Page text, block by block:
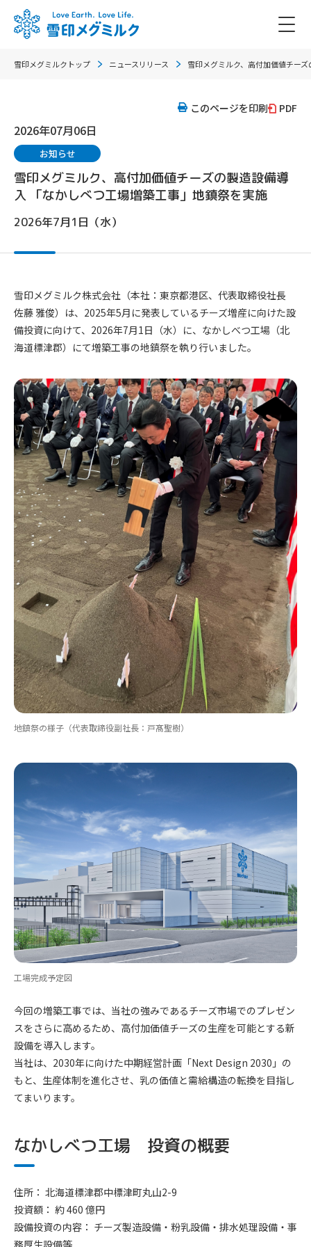
雪印メグミルクトップ ニュースリリース 雪印メグミルク、高付加価値チー
このページを印刷 PDF
2026年07月06日
お知らせ
雪印メグミルク、高付加価値チーズの製造設備導
入 「なかしべつ工場増築工事」地鎮祭を実施
2026年7月1日（水）
雪印メグミルク株式会社（本社：東京都港区、代表取締役社長
佐藤 雅俊）は、2025年5月に発表しているチーズ増産に向けた設
備投資に向けて、2026年7月1日（水）に、なかしべつ工場（北
海道標津郡）にて増築工事の地鎮祭を執り行いました。
地鎮祭の様子（代表取締役副社長：戸髙聖樹）
工場完成予定図
今回の増築工事では、当社の強みであるチーズ市場でのプレゼン
スをさらに高めるため、高付加価値チーズの生産を可能とする新
設備を導入します。
当社は、2030年に向けた中期経営計画「Next Design 2030」の
もと、生産体制を進化させ、乳の価値と需給構造の転換を目指し
てまいります。
なかしべつ工場 投資の概要
住所： 北海道標津郡中標津町丸山2-9
投資額： 約 460 億円
設備投資の内容： チーズ製造設備・粉乳設備・排水処理設備・事